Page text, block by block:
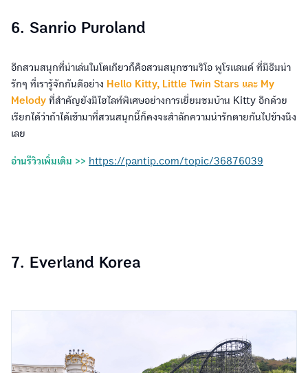
6. Sanrio Puroland
อีกสวนสนุกที่น่าเล่นในโตเกียวก็คือสวนสนุกซานริโอ พูโรแลนด์ ที่มีธีมน่า
รักๆ ที่เรารู้จักกันดีอย่าง Hello Kitty, Little Twin Stars และ My
Melody ที่สำคัญยังมีไฮไลท์พิเศษอย่างการเยี่ยมชมบ้าน Kitty อีกด้วย
เรียกได้ว่าถ้าได้เข้ามาที่สวนสนุกนี้ก็คงจะสำลักความน่ารักตายกันไปข้างนึง
เลย
อ่านรีวิวเพิ่มเติม >> https://pantip.com/topic/36876039
7. Everland Korea